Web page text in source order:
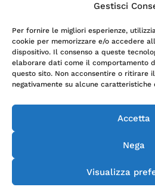
Gestisci
Per fornire le migliori esperienze,
cookie per memorizzare e/o accedere
dispositivo. Il consenso a queste
elaborare dati come il comportamento
questo sito. Non acconsentire o ritirare
negativamente su alcune caratteristiche
Accetta
Nega
Visualizza
9/11 – 24122 Bergamo (Italia) |
REA BG-166254 | Capitale
Privacy
Cookie
riservati.